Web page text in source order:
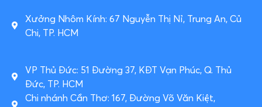
Xưởng Nhôm Kính: 67 Nguyễn Thị Nỉ, Trung An, Củ
Chi, TP. HCM
VP Thủ Đức: 51 Đường 37, KĐT Vạn Phúc, Q. Thủ
Đức, TP. HCM
Chi nhánh Cần Thơ: 167, Đường Võ Văn Kiệt,